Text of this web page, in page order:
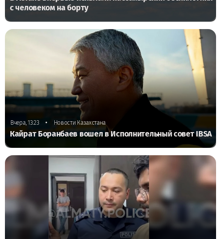
с человеком на борту
Вчера, 13:23 • Новости Казахстана
Кайрат Боранбаев вошел в Исполнительный совет IBSA